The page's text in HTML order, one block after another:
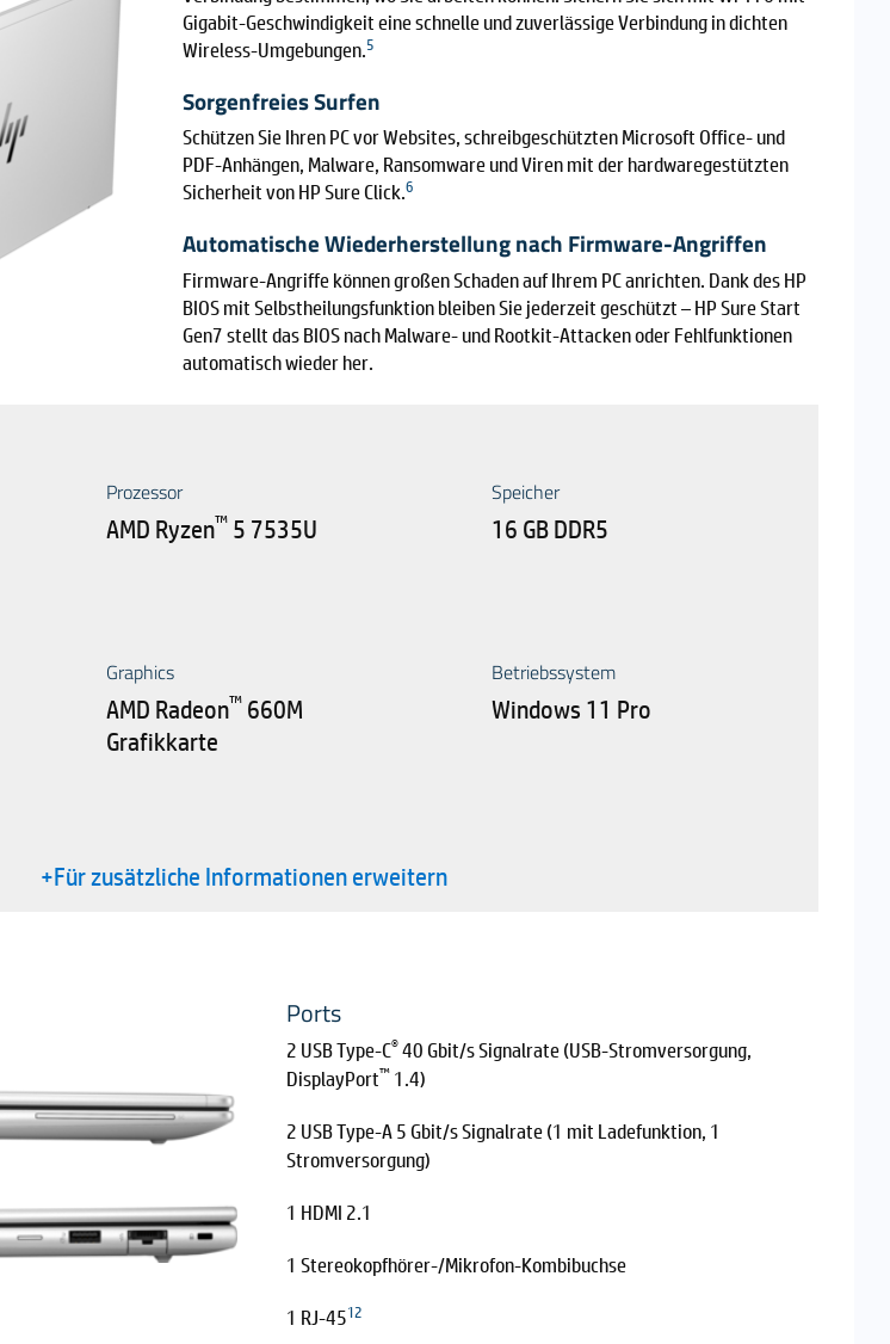
Gigabit-Geschwindigkeit eine schnelle und zuverlässige Verbindung in dichten
Wireless-Umgebungen.5
Sorgenfreies Surfen
Schützen Sie Ihren PC vor Websites, schreibgeschützten Microsoft Office- und
PDF-Anhängen, Malware, Ransomware und Viren mit der hardwaregestützten
Sicherheit von HP Sure Click.6
Automatische Wiederherstellung nach Firmware-Angriffen
Firmware-Angriffe können großen Schaden auf Ihrem PC anrichten. Dank des HP
BIOS mit Selbstheilungsfunktion bleiben Sie jederzeit geschützt – HP Sure Start
Gen7 stellt das BIOS nach Malware- und Rootkit-Attacken oder Fehlfunktionen
automatisch wieder her.
Prozessor
AMD Ryzen™5 7535U
Graphics
AMD Radeon™660M
Grafikkarte
Speicher
16 GB DDR5
Betriebssystem
Windows 11 Pro
+Für zusätzliche Informationen erweitern
Ports
2 USB Type-C®40 Gbit/s Signalrate (USB-Stromversorgung,
DisplayPort™ 1.4)
2 USB Type-A 5 Gbit/s Signalrate (1 mit Ladefunktion, 1
Stromversorgung)
1 HDMI 2.1
1 Stereokopfhörer-/Mikrofon-Kombibuchse
1 RJ-4512